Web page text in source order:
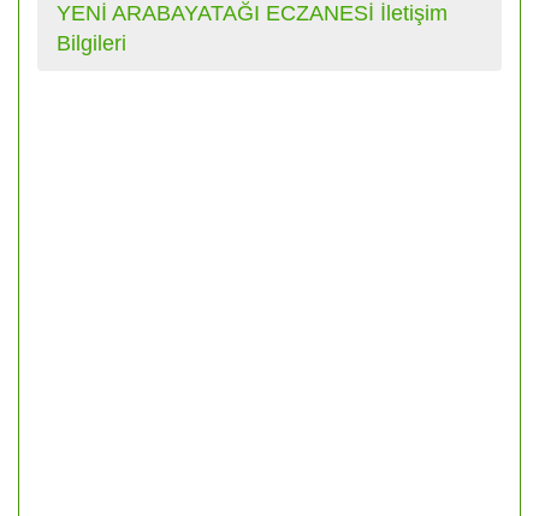
YENİ ARABAYATAĞI ECZANESİ İletişim
Bilgileri